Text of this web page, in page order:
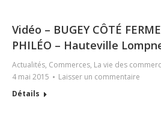
Vidéo – BUGEY CÔTÉ
PHILÉO – Hauteville
Actualités, Commerces, La vie des
4 mai 2015
Laisser un commentaire
Détails